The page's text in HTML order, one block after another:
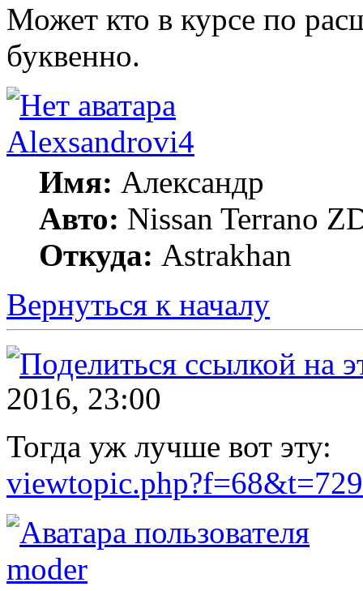
Может кто в курсе по
буквенно.
Alexsandrovi4
Имя: Александр
Авто: Nissan Terrano
Откуда: Astrakhan
Вернуться к началу
2016, 23:00
Тогда уж лучше вот эту:
viewtopic.php?f=68&t=729
moder